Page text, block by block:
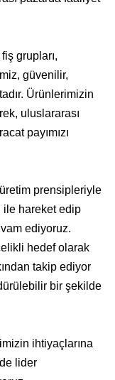
fiş grupları,
güvenilir,
Ürünlerimizin
uluslararası
payımızı
prensipleriyle
ile hareket edip
ediyoruz.
hedef olarak
takip ediyor
bir şekilde
ihtiyaçlarına
lider